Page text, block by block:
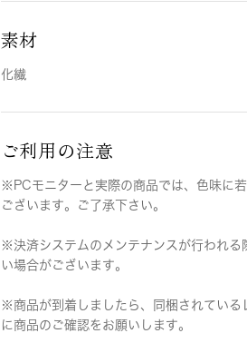
素材
化繊
ご利用の注意
※PCモニターと実際の商品では、色味に
ございます。ご了承下さい。
※決済システムのメンテナンスが行われる
い場合がございます。
※商品が到着しましたら、同梱されている
に商品のご確認をお願いします。